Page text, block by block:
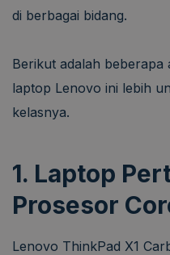
di berbagai bidang.
Berikut adalah beberapa
laptop Lenovo ini lebih
kelasnya.
1. Laptop
Prosesor
Lenovo ThinkPad X1